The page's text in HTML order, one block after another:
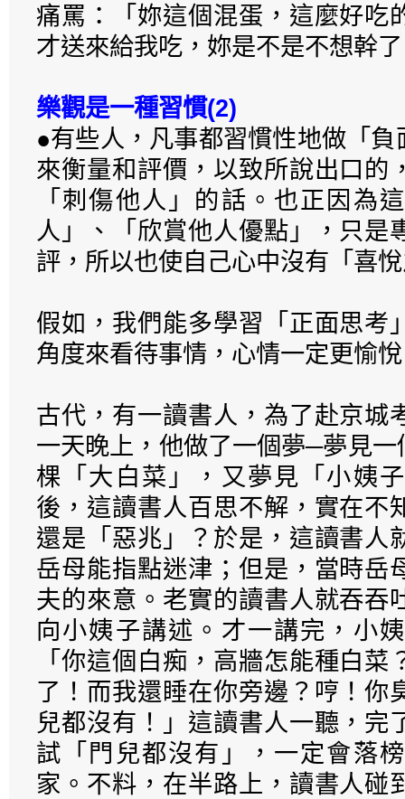
痛罵：「妳這個混蛋，這麼好吃
才送來給我吃，妳是不是不想幹
樂觀是一種習慣(2)
●有些人，凡事都習慣性地做「
來衡量和評價，以致所說出口的
「刺傷他人」的話。也正因為
人」、「欣賞他人優點」，只是
評，所以也使自己心中沒有「喜
假如，我們能多學習「正面思考
角度來看待事情，心情一定更愉
古代，有一讀書人，為了赴京城
一天晚上，他做了一個夢─夢見
棵「大白菜」，又夢見「小姨
後，這讀書人百思不解，實在不
還是「惡兆」？於是，這讀書人
岳母能指點迷津；但是，當時岳
夫的來意。老實的讀書人就吞吞
向小姨子講述。才一講完，小
「你這個白痴，高牆怎能種白
了！而我還睡在你旁邊？哼！你
兒都沒有！」這讀書人一聽，完
試「門兒都沒有」，一定會落
家。不料，在半路上，讀書人碰